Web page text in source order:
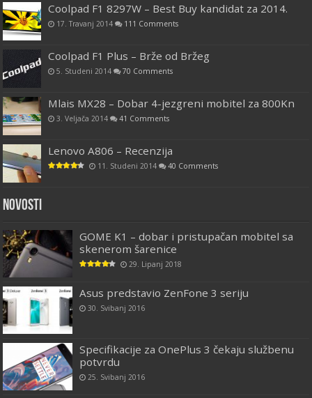
Coolpad F1 8297W – Best Buy kandidat za 2014.
17. Travanj 2014 111 Comments
Coolpad F1 Plus – Brže od Bržeg
5. Studeni 2014 70 Comments
Mlais MX28 – Dobar 4-jezgreni mobitel za 800Kn
3. Veljača 2014 41 Comments
Lenovo A806 – Recenzija
11. Studeni 2014 40 Comments
Novosti
GOME K1 – dobar i pristupačan mobitel sa
skenerom šarenice
29. Lipanj 2018
Asus predstavio ZenFone 3 seriju
30. Svibanj 2016
Specifikacije za OnePlus 3 čekaju službenu
potvrdu
25. Svibanj 2016